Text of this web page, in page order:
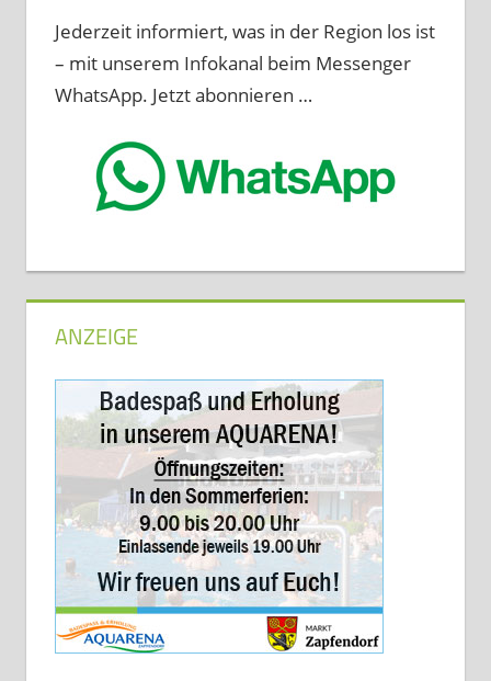
Jederzeit informiert, was in der Region los ist
– mit unserem Infokanal beim Messenger
WhatsApp. Jetzt abonnieren …
ANZEIGE